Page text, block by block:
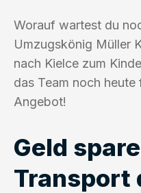
Worauf wartest du
Umzugskönig Müller
nach Kielce zum
das Team noch
Angebot!
Geld
Transport